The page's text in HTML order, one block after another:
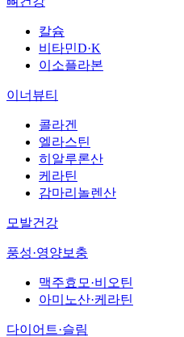
칼슘
비타민D·K
이소플라본
이너뷰티
콜라겐
엘라스틴
히알루론산
케라틴
감마리놀렌산
모발건강
풍성·영양보충
맥주효모·비오틴
아미노산·케라틴
다이어트·슬림